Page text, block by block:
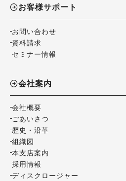
お客様サポート
お問い合わせ
資料請求
セミナー情報
会社案内
会社概要
ごあいさつ
歴史・沿革
組織図
本支店案内
採用情報
ディスクロージャー